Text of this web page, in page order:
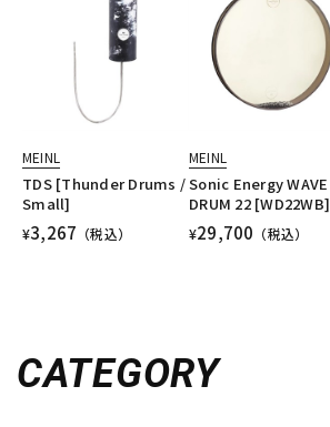
MEINL
TDS [Thunder Drums /
Small]
¥3,267 （税込）
MEINL
Sonic Energy WAVE
DRUM 22 [WD22WB]
¥29,700 （税込）
CATEGORY